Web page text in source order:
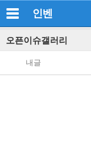
인벤
오픈이슈갤러리
내글